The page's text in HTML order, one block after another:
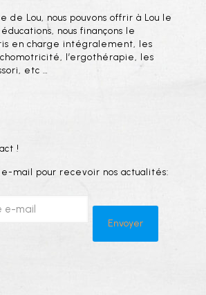
de Lou, nous pouvons offrir à Lou le
nous finançons le
en charge intégralement, les
l’ergothérapie, les
etc …
!
mail pour recevoir nos actualités: